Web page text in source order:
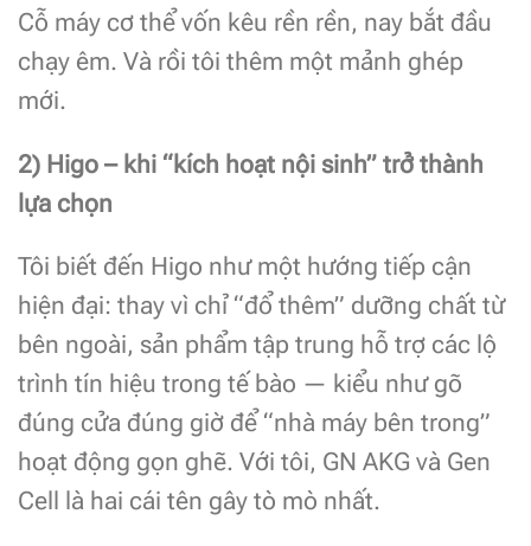
Cỗ máy cơ thể vốn kêu rền rền, nay bắt đầu
chạy êm. Và rồi tôi thêm một mảnh ghép
mới.
2) Higo – khi “kích hoạt nội sinh” trở thành
lựa chọn
Tôi biết đến Higo như một hướng tiếp cận
hiện đại: thay vì chỉ “đổ thêm” dưỡng chất từ
bên ngoài, sản phẩm tập trung hỗ trợ các lộ
trình tín hiệu trong tế bào — kiểu như gõ
đúng cửa đúng giờ để “nhà máy bên trong”
hoạt động gọn ghẽ. Với tôi, GN AKG và Gen
Cell là hai cái tên gây tò mò nhất.